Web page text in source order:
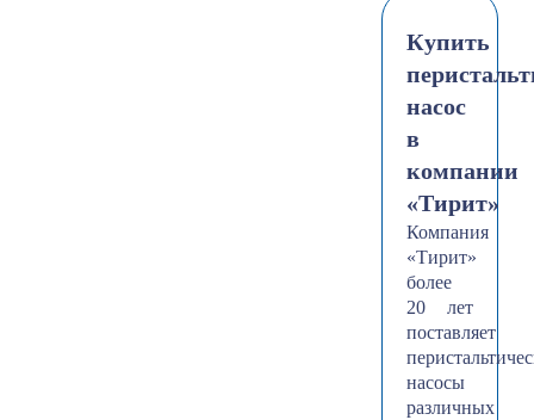
Купить
насос
в
компании
«Тирит»
Компания
«Тирит»
более
20 лет
поставляет
насосы
различных